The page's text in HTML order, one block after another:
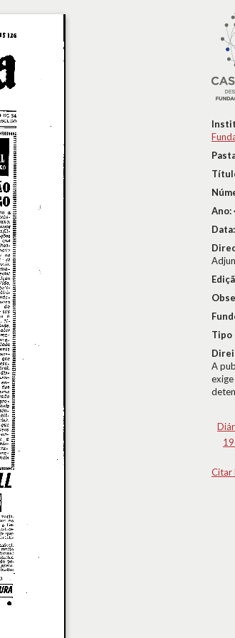
Ano:
Data:
Tipo
A
Citar